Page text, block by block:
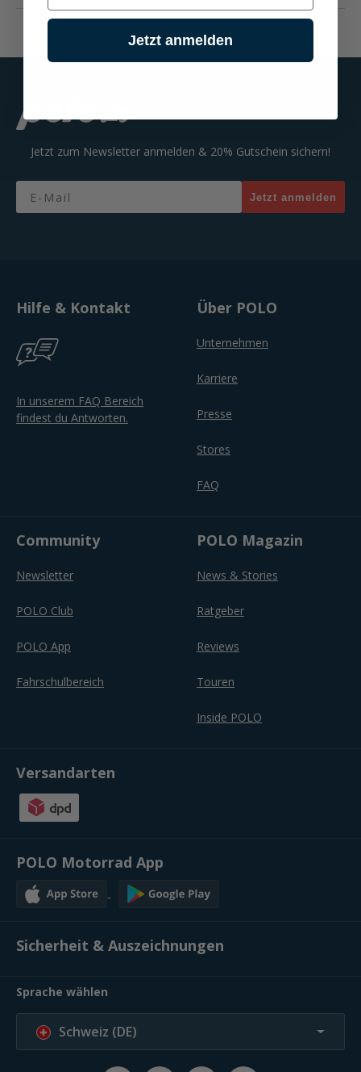
Jetzt zum Newsletter anmelden & 20% Gutschein sichern!
Email
Jetzt anmelden
Hilfe & Kontakt
In unserem FAQ Bereich
findest du Antworten.
Über POLO
Unternehmen
Karriere
Presse
Stores
FAQ
Community
Newsletter
POLO Club
POLO App
Fahrschulbereich
POLO Magazin
News & Stories
Ratgeber
Reviews
Touren
Inside POLO
Versandarten
POLO Motorrad App
Sicherheit & Auszeichnungen
Sprache wählen
Schweiz (DE)
Jetzt anmelden